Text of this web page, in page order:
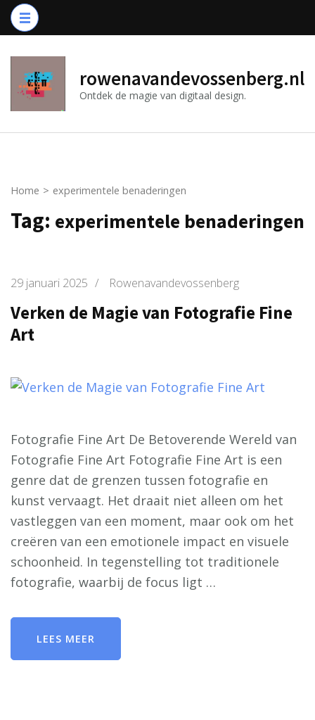
Ga
naar
(druk
Enter)
rowenavandevossenberg.nl
Ontdek de magie van digitaal design.
Home > experimentele benaderingen
Tag: experimentele benaderingen
29 januari 2025 / Rowenavandevossenberg
Verken de Magie van Fotografie Fine
Art
Fotografie Fine Art De Betoverende Wereld van
Fotografie Fine Art Fotografie Fine Art is een
genre dat de grenzen tussen fotografie en
kunst vervaagt. Het draait niet alleen om het
vastleggen van een moment, maar ook om het
creëren van een emotionele impact en visuele
schoonheid. In tegenstelling tot traditionele
fotografie, waarbij de focus ligt …
LEES MEER